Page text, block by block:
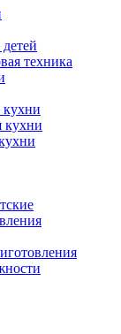
техника
кухни
кухни